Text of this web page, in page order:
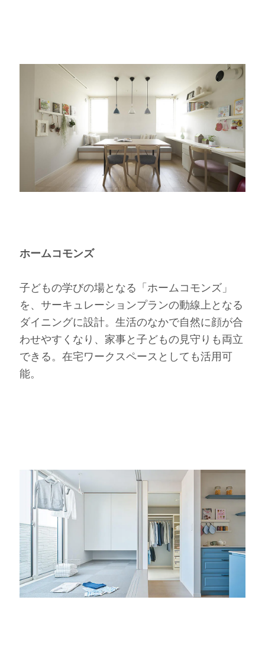
ホームコモンズ
子どもの学びの場となる「ホームコモンズ」
を、サーキュレーションプランの動線上となる
ダイニングに設計。生活のなかで自然に顔が合
わせやすくなり、家事と子どもの見守りも両立
できる。在宅ワークスペースとしても活用可
能。